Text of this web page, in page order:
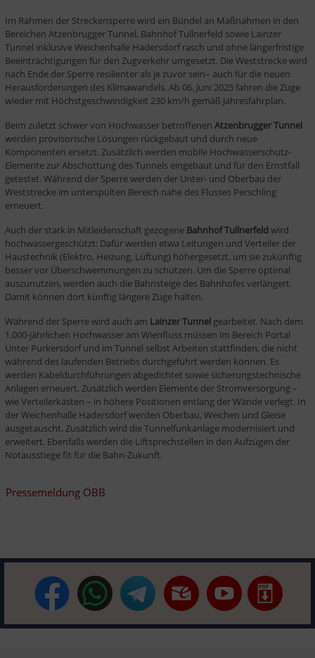
Im Rahmen der Streckensperre wird ein Bündel an Maßnahmen in den
Bereichen Atzenbrugger Tunnel, Bahnhof Tullnerfeld sowie Lainzer
Tunnel inklusive Weichenhalle Hadersdorf rasch und ohne längerfristige
Beeinträchtigungen für den Zugverkehr umgesetzt. Die Weststrecke wird
nach Ende der Sperre resilienter als je zuvor sein– auch für die neuen
Herausforderungen des Klimawandels. Ab 06. Juni 2025 fahren die Züge
wieder mit Höchstgeschwindigkeit 230 km/h gemäß Jahresfahrplan.
Beim zuletzt schwer von Hochwasser betroffenen Atzenbrugger Tunnel
werden provisorische Lösungen rückgebaut und durch neue
Komponenten ersetzt. Zusätzlich werden mobile Hochwasserschutz-
Elemente zur Abschottung des Tunnels eingebaut und für den Ernstfall
getestet. Während der Sperre werden der Unter- und Oberbau der
Weststrecke im unterspülten Bereich nahe des Flusses Perschling
erneuert.
Auch der stark in Mitleidenschaft gezogene Bahnhof Tullnerfeld wird
hochwassergeschützt: Dafür werden etwa Leitungen und Verteiler der
Haustechnik (Elektro, Heizung, Lüftung) höhergesetzt, um sie zukünftig
besser vor Überschwemmungen zu schützen. Um die Sperre optimal
auszunutzen, werden auch die Bahnsteige des Bahnhofes verlängert.
Damit können dort künftig längere Züge halten.
Während der Sperre wird auch am Lainzer Tunnel gearbeitet. Nach dem
1.000-jährlichen Hochwasser am Wienfluss müssen im Bereich Portal
Unter Purkersdorf und im Tunnel selbst Arbeiten stattfinden, die nicht
während des laufenden Betriebs durchgeführt werden können. Es
werden Kabeldurchführungen abgedichtet sowie sicherungstechnische
Anlagen erneuert. Zusätzlich werden Elemente der Stromversorgung –
wie Verteilerkästen – in höhere Positionen entlang der Wände verlegt. In
der Weichenhalle Hadersdorf werden Oberbau, Weichen und Gleise
ausgetauscht. Zusätzlich wird die Tunnelfunkanlage modernisiert und
erweitert. Ebenfalls werden die Liftsprechstellen in den Aufzügen der
Notausstiege fit für die Bahn-Zukunft.
Pressemeldung ÖBB